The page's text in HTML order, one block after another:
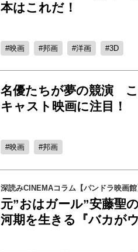
本はこれだ！
映画 邦画 洋画 3D
名優たちが夢の競演
キャスト映画に注目！
映画 邦画
深読みCINEMAコラム【パンドラ映画
元”おはガール”安藤聖
河期を生きる『バカが